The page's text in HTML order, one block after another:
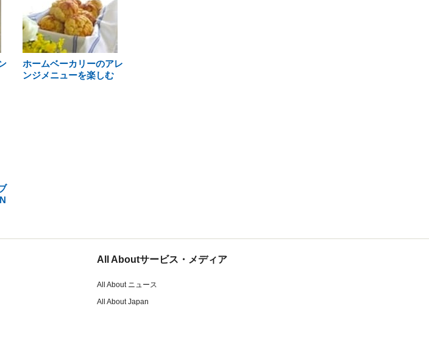
ホームベーカリーのアレ
ンジメニューを楽しむ
All Aboutサービス・メディア
All About ニュース
All About Japan